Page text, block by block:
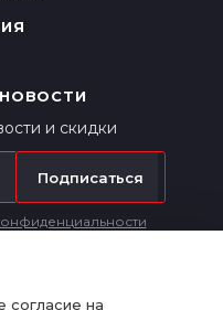
и скидки
Подписаться
условиях не является
437 ГК РФ.
согласие на